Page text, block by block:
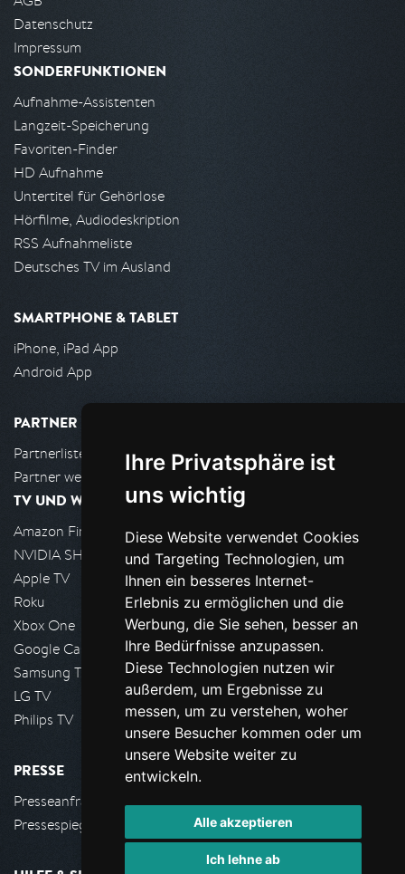
Ihre Privatsphäre ist
uns wichtig
Diese Website verwendet Cookies
und Targeting Technologien, um
Ihnen ein besseres Internet-
Erlebnis zu ermöglichen und die
Werbung, die Sie sehen, besser an
Ihre Bedürfnisse anzupassen.
Diese Technologien nutzen wir
außerdem, um Ergebnisse zu
messen, um zu verstehen, woher
unsere Besucher kommen oder um
unsere Website weiter zu
entwickeln.
Alle akzeptieren
Ich lehne ab
Datenschutz
Impressum
SONDERFUNKTIONEN
Aufnahme-Assistenten
Langzeit-Speicherung
Favoriten-Finder
HD Aufnahme
Untertitel für Gehörlose
Hörfilme, Audiodeskription
RSS Aufnahmeliste
Deutsches TV im Ausland
SMARTPHONE & TABLET
iPhone, iPad App
Android App
PARTNER
Partnerliste
Partner werden
TV UND WOHNZIMMER
Amazon FireTV
NVIDIA SHIELD, Google TV
Apple TV
Roku
Xbox One
Google Cast
Samsung TV
LG TV
Philips TV
PRESSE
Presseanfrage stellen
Pressespiegel